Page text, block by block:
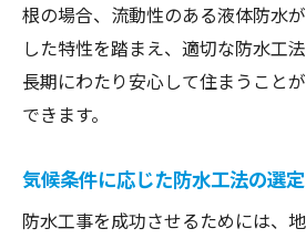
根の場合、流動性のある液体防水
した特性を踏まえ、適切な防水工
長期にわたり安心して住まうこと
できます。
気候条件に応じた防水工法の選定
防水工事を成功させるためには、